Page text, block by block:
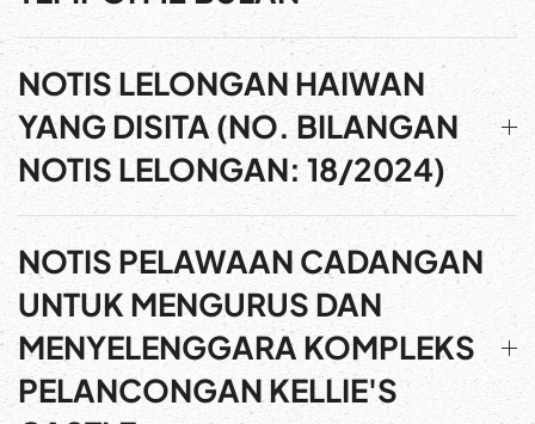
NOTIS LELONGAN HAIWAN
YANG DISITA (NO. BILANGAN
NOTIS LELONGAN: 18/2024)
NOTIS PELAWAAN CADANGAN
UNTUK MENGURUS DAN
MENYELENGGARA KOMPLEKS
PELANCONGAN KELLIE'S